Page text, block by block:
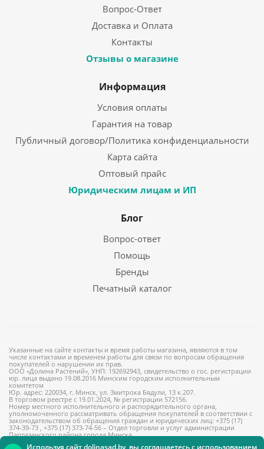
Используя сайт dolinasad.by, вы соглашаетесь с использованием
Вопрос-Ответ
Доставка и Оплата
Контакты
Отзывы о магазине
Информация
Условия оплаты
Гарантия на товар
Публичный договор/Политика конфиденциальности
Карта сайта
Оптовый прайс
Юридическим лицам и ИП
Блог
Вопрос-ответ
Помощь
Бренды
Печатный каталог
Указанные на сайте контакты и время работы магазина, являются в том
числе контактами и временем работы для связи по вопросам обращения
покупателей о нарушении их прав.
ООО «Долина Растений», УНП: 192692943, свидетельство о гос. регистрации
юр. лица выдано 19.08.2016 Минским городским исполнительным
комитетом
Юр. адрес: 220034, г. Минск, ул. Змитрока Бядули, 13 к.207.
В торговом реестре с 19.01.2024, № регистрации 572156.
Номер местного исполнительного и распорядительного органа,
уполномоченного рассматривать обращения покупателей в соответствии с
законодательством об обращения граждан и юридических лиц: +375 (17)
374-39-73 , +375 (17) 373-74-56 – Отдел торговли и услуг администрации
Партизанского района города Минска